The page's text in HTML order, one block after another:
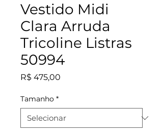
Vestido Midi
Clara Arruda
Tricoline Listras
50994
R$ 475,00
Tamanho *